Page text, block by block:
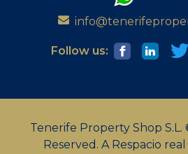
Follow us:
Tenerife Property Shop S.L.
Reserved. A Respacio